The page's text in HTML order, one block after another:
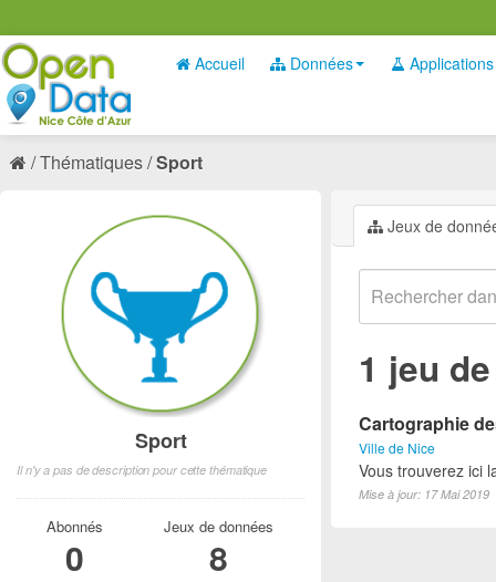
Accueil Données Applications
Thématiques Sport
Jeux de
1 jeu
Cartographie
Ville de Nice
Vous trouverez ici
Mise à jour: 17 Mai 2019
Sport
Il n'y a pas de description pour cette thématique
Abonnés
0
Jeux de données
8